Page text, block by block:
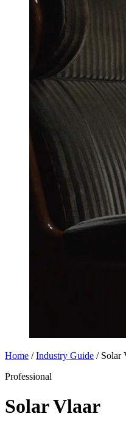
Home / Industry Guide / Solar
Professional
Solar Vlaar